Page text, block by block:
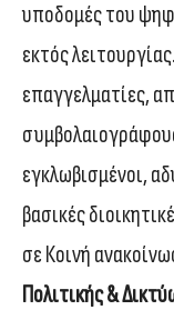
υποδομές του
εκτός
επαγγελματίες,
εγκλωβισμένοι,
βασικές
σε Κοινή
Πολιτικής &